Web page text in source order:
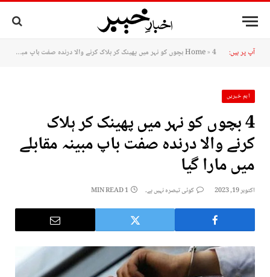
آپ پر ہیں: Home»4 بچوں کو نہر میں پھینک کر ہلاک کرنے والا درندہ صفت باپ مبینہ مقابلے میں مارا گیا
اہم خبریں
4 بچوں کو نہر میں پھینک کر ہلاک
کرنے والا درندہ صفت باپ مبینہ مقابلے
میں مارا گیا
اکتوبر 19, 2023 کوئی تبصرہ نہیں ہے۔ 1 MIN READ